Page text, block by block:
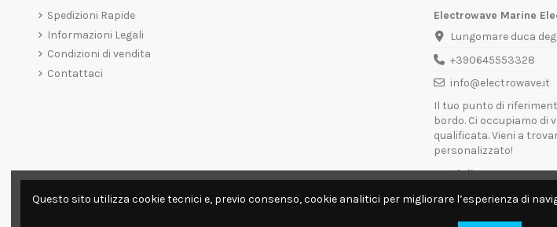
Spedizioni Rapide
Informazioni Legali
Condizioni di vendita
Contattaci
Electrowave Marine
Lungomare duca
+390645553328
info@electrowave.it
Il tuo punto di
bordo. Ci occupiamo di
qualificata. Vieni a
personalizzato!
Orari di Apertura:
Lunedì - Venerdì: 09:00
Disponibili per
Questo sito utilizza cookie tecnici e, previo consenso, cookie analitici per migliorare l’esperienza di